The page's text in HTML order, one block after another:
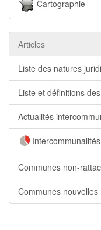
Cartographie
Articles
Liste des natures
Liste et définitions
Actualités
Communes non-
Communes nouvelles